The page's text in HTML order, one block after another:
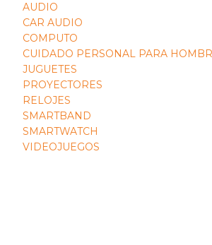
AUDIO
CAR AUDIO
COMPUTO
CUIDADO PERSONAL PARA
JUGUETES
PROYECTORES
RELOJES
SMARTBAND
SMARTWATCH
VIDEOJUEGOS